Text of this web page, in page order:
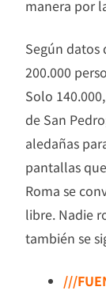
manera por
Según datos
200.000
Solo
de San
aledañas
pantallas
Roma se
libre. Nadie
también se
///